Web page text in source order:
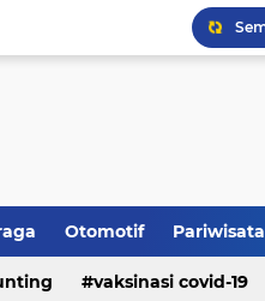
Otomotif Pariwisata
vaksinasi covid-19